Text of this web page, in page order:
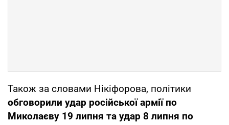
Також за словами Нікіфорова, політики
обговорили удар російської армії по
Миколаєву 19 липня та удар 8 липня по